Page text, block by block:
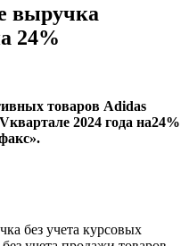
выручка
24%
товаров Adidas
2024 года на24%
без учета курсовых